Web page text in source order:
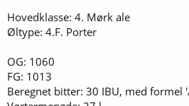
Hovedklasse: 4. Mørk ale
Øltype: 4.F. Porter
OG: 1060
FG: 1013
Beregnet bitter: 30 IBU, med formel